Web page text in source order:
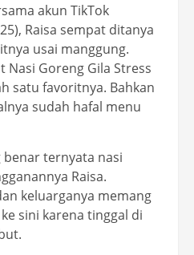
akun TikTok
Raisa sempat ditanya
usai manggung.
Nasi Goreng Gila Stress
satu favoritnya. Bahkan
sudah hafal menu
ternyata nasi
Raisa.
keluarganya memang
sini karena tinggal di